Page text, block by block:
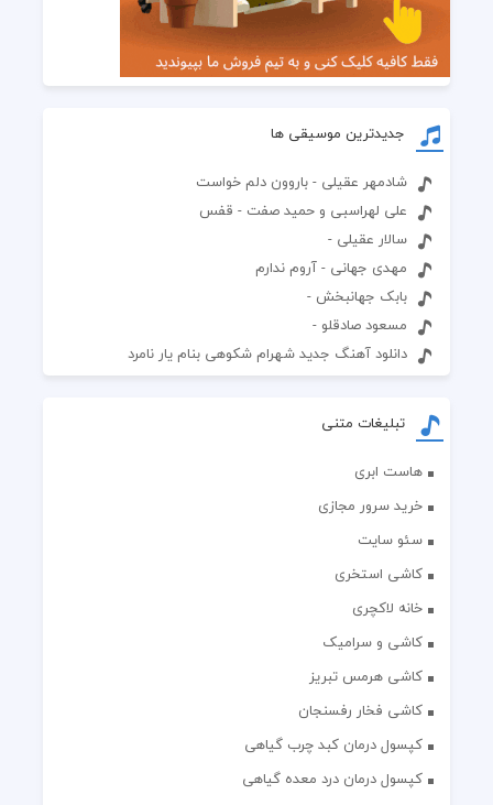
جدیدترین موسیقی ها
شادمهر عقیلی - باروون دلم خواست
علی لهراسبی و حمید صفت - قفس
سالار عقیلی -
مهدی جهانی - آروم ندارم
بابک جهانبخش -
مسعود صادقلو -
دانلود آهنگ جدید شهرام شکوهی بنام یار نامرد
تبلیغات متنی
هاست ابری
خرید سرور مجازی
سئو سایت
کاشی استخری
خانه لاکچری
کاشی و سرامیک
کاشی هرمس تبریز
کاشی فخار رفسنجان
کپسول درمان کبد چرب گیاهی
کپسول درمان درد معده گیاهی